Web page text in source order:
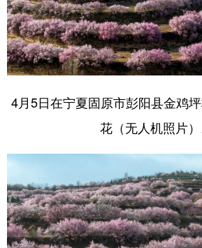
4月5日在宁夏固原市彭阳县金鸡
花（无人机照片）